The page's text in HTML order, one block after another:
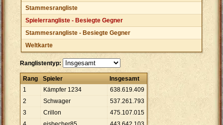
Stammesrangliste
Spielerrangliste - Besiegte Gegner
Stammesrangliste - Besiegte Gegner
Weltkarte
Ranglistentyp:
Rang Spieler
Insgesamt
1
Kämpfer 1234 638.619.409
2
Schwager 537.261.793
3
Crillon 475.107.015